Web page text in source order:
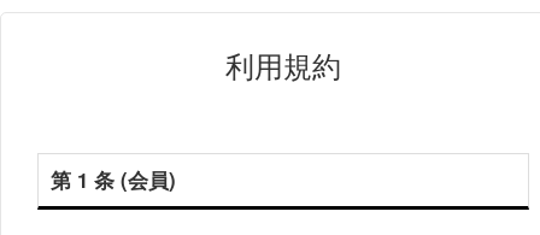
利用規約
第 1 条 (会員)